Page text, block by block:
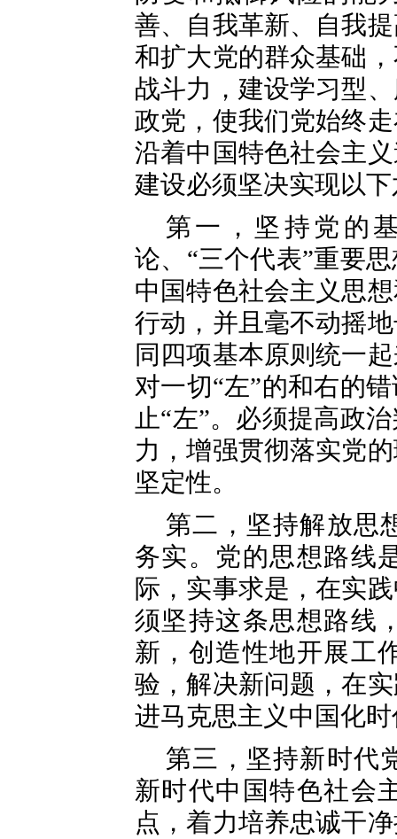
善、自我革新、自我
和扩大党的群众基础
战斗力，建设学习型
政党，使我们党始终
沿着中国特色社会主
建设必须坚决实现以
第一，坚持党的
论、“三个代表”重要
中国特色社会主义思
行动，并且毫不动摇
同四项基本原则统一
对一切“左”的和右的
止“左”。必须提高政
力，增强贯彻落实党
坚定性。
第二，坚持解放思
务实。党的思想路线
际，实事求是，在实
须坚持这条思想路线
新，创造性地开展工
验，解决新问题，在
进马克思主义中国化
第三，坚持新时代
新时代中国特色社会
点，着力培养忠诚干